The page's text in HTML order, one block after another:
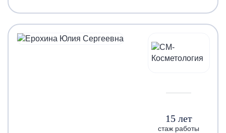
15 лет
стаж работы